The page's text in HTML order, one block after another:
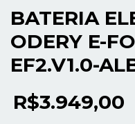
BATERIA
ODERY E-
EF2.V1.0-
R$3.949,00